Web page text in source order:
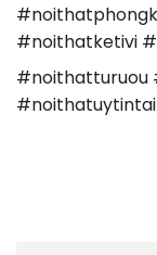
#noithatketivi
#noithatturuou